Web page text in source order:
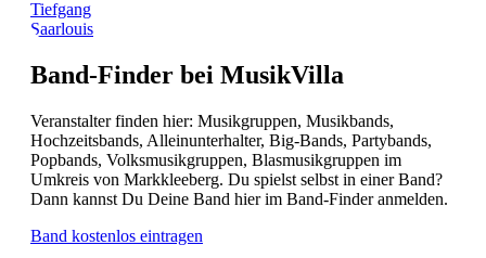
Tiefgang
Saarlouis
Band-Finder bei MusikVilla
Veranstalter finden hier: Musikgruppen, Musikbands,
Hochzeitsbands, Alleinunterhalter, Big-Bands, Partybands,
Popbands, Volksmusikgruppen, Blasmusikgruppen im
Umkreis von Markkleeberg. Du spielst selbst in einer Band?
Dann kannst Du Deine Band hier im Band-Finder anmelden.
Band kostenlos eintragen